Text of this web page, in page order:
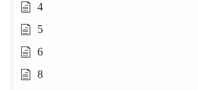
4
5
6
8